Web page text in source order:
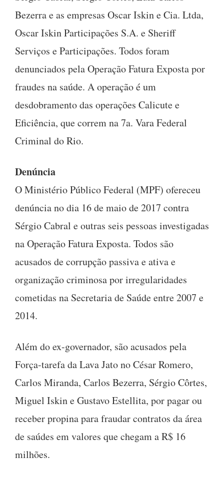
Bezerra e as empresas Oscar Iskin e Cia. Ltda,
Oscar Iskin Participações S.A. e Sheriff
Serviços e Participações. Todos foram
denunciados pela Operação Fatura Exposta por
fraudes na saúde. A operação é um
desdobramento das operações Calicute e
Eficiência, que correm na 7a. Vara Federal
Criminal do Rio.
Denúncia
O Ministério Público Federal (MPF) ofereceu
denúncia no dia 16 de maio de 2017 contra
Sérgio Cabral e outras seis pessoas investigadas
na Operação Fatura Exposta. Todos são
acusados de corrupção passiva e ativa e
organização criminosa por irregularidades
cometidas na Secretaria de Saúde entre 2007 e
2014.
Além do ex-governador, são acusados pela
Força-tarefa da Lava Jato no César Romero,
Carlos Miranda, Carlos Bezerra, Sérgio Côrtes,
Miguel Iskin e Gustavo Estellita, por pagar ou
receber propina para fraudar contratos da área
de saúdes em valores que chegam a R$ 16
milhões.